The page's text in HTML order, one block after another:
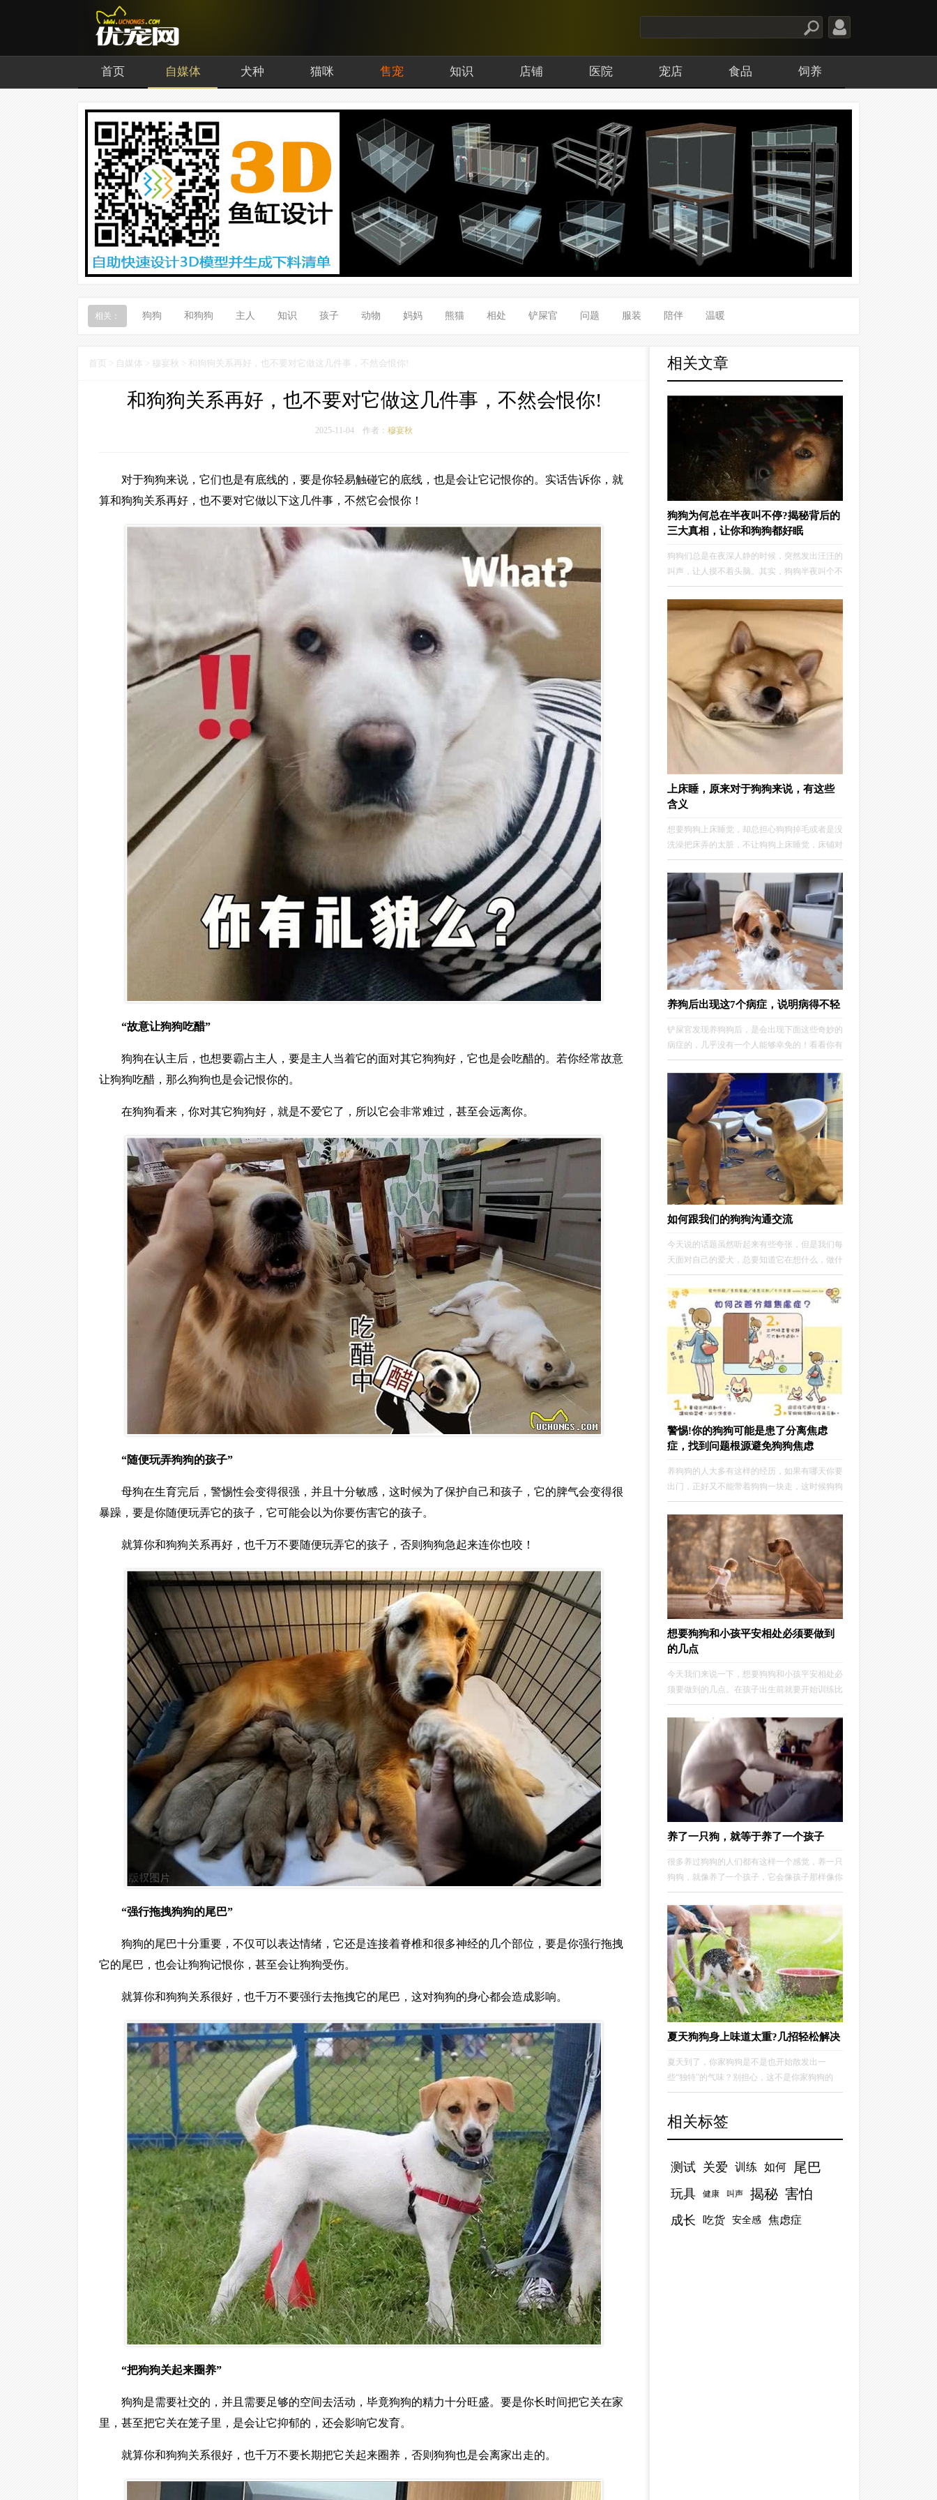
首页 自媒体 犬种 猫咪 售宠 知识 店铺 医院 宠店 食品 饲养
相关： 狗狗 和狗狗 主人 知识 孩子 动物 妈妈 熊猫 相处 铲屎官 问题 服装 陪伴 温暖
首页 自媒体 穆宴秋 > 和狗狗关系再好，也不要对它做这几件事，不然会恨你!
和狗狗关系再好，也不要对它做这几件事，不然会恨你!
2025-11-04 作者： 穆宴秋
对于狗狗来说，它们也是有底线的，要是你轻易触碰它的底线，也是会让它记恨你的。实话告诉你，就
算和狗狗关系再好，也不要对它做以下这几件事，不然它会恨你！
“故意让狗狗吃醋”
狗狗在认主后，也想要霸占主人，要是主人当着它的面对其它狗狗好，它也是会吃醋的。若你经常故意
让狗狗吃醋，那么狗狗也是会记恨你的。
在狗狗看来，你对其它狗狗好，就是不爱它了，所以它会非常难过，甚至会远离你。
“随便玩弄狗狗的孩子”
母狗在生育完后，警惕性会变得很强，并且十分敏感，这时候为了保护自己和孩子，它的脾气会变得很
暴躁，要是你随便玩弄它的孩子，它可能会以为你要伤害它的孩子。
就算你和狗狗关系再好，也千万不要随便玩弄它的孩子，否则狗狗急起来连你也咬！
“强行拖拽狗狗的尾巴”
狗狗的尾巴十分重要，不仅可以表达情绪，它还是连接着脊椎和很多神经的几个部位，要是你强行拖拽
它的尾巴，也会让狗狗记恨你，甚至会让狗狗受伤。
就算你和狗狗关系很好，也千万不要强行去拖拽它的尾巴，这对狗狗的身心都会造成影响。
“把狗狗关起来圈养”
狗狗是需要社交的，并且需要足够的空间去活动，毕竟狗狗的精力十分旺盛。要是你长时间把它关在家
里，甚至把它关在笼子里，是会让它抑郁的，还会影响它发育。
就算你和狗狗关系很好，也千万不要长期把它关起来圈养，否则狗狗也是会离家出走的。
相关文章
狗狗为何总在半夜叫不停?揭秘背后的
三大真相，让你和狗狗都好眠
狗狗们总是在夜深人静的时候，突然发出汪汪的
叫声，让人摸不着头脑。其实，狗狗半夜叫个不
停，背后可是隐藏着不少秘密呢！让我们一起来
揭开这个谜团，看看狗狗们到底在表达什么吧！
一、狗狗总在半夜叫的原因1，狗狗可能是饿了
上床睡，原来对于狗狗来说，有这些
含义
想要狗狗上床睡觉，却总担心狗狗掉毛或者是没
洗澡把床弄的太脏，不让狗狗上床睡觉，床铺对
于狗狗来说，好像有一种迷恋般的感觉，但其
实“上床睡”，原来对于狗狗来说，有这些含
义。-01.即使拥有厚厚的毛发...
养狗后出现这7个病症，说明病得不轻
铲屎官发现养狗狗后，是会出现下面这些奇妙的
病症的，几乎没有一个人能够幸免的！看看你有
没有患上。症状1.接受能力变强家里有了狗狗之
后，觉得自己不管发生什么事情都可以接受了，
狗狗活动范围逐渐从狗窝到阳台，再到客厅，到
卧室，最后到床上，现在家里整个都是狗狗的地
盘。
如何跟我们的狗狗沟通交流
今天说的话题虽然听起来有些夸张，但是我们每
天面对自己的爱犬，总要知道它在想什么，做什
么，吃什么。而我们与狗狗的沟通和交流都发生
在日常的细枝末节中，只是我们不曾关注，因为
我们已经和爱犬培养出了习惯和默契。
警惕!你的狗狗可能是患了分离焦虑
症，找到问题根源避免狗狗焦虑
养狗狗的人大多有这样的经历，如果有哪天你要
出门，正好又不能带着狗狗一块走，这时候狗狗
就会表现的十分沮丧、甚至紧跟着你，怎么赶也
赶不走。分离焦虑症然而等主人回来以后呢，狗
狗又表现的十分特别兴奋，或者趁着主人不在家
的时候又在家里到处乱翻，东西拉的到处都是。
想要狗狗和小孩平安相处必须要做到
的几点
今天我们来说一下，想要狗狗和小孩平安相处必
须要做到的几点。在孩子出生前就要开始训练比
如，狗狗吃饭时不喜欢人靠近或者有护食行为。
狗狗不喜欢人碰触身体，可以试试不小心踩到或
者压倒它后狗狗的反应。抓住狗狗尾巴、触碰嘴
唇和牙齿后的反应。
养了一只狗，就等于养了一个孩子
很多养过狗狗的人们都有这样一个感觉，养一只
狗狗，就像养了一个孩子，它会像孩子那样像你
撒娇，也会像孩子那样闹脾气，有时也会变成你
的贴身小棉袄。这位主人说，她家的狗狗是两个
月大就到她家了，对于这只狗狗，就像是自己的
孩子般，它经常会想她这个主人撒娇。
夏天狗狗身上味道太重?几招轻松解决
夏天到了，你家狗狗是不是也开始散发出一
些“独特”的气味？别担心，这不是你家狗狗的
错，毕竟天气热，谁都会出点汗嘛。不过，这味
我这就给你支支招！1.定期洗澡，保持清洁夏天
狗狗容易出汗，皮肤和毛发容易滋生细菌，因此
相关标签
测试 关爱 训练 如何 尾巴
玩具 健康 叫声 揭秘 害怕
成长 吃货 安全感 焦虑症